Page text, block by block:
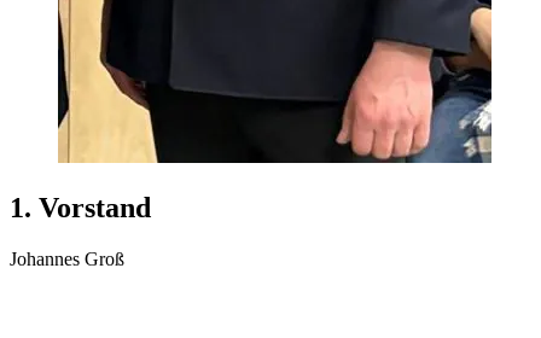
1. Vorstand
Johannes Groß